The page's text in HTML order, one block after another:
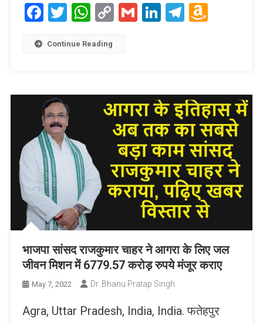
Facebook
Twitter
WhatsApp
CopyGmailLinkedIn
Telegram
Continue Reading
भाजपा सांसद राजकुमार चाहर ने आगरा के लिए जल
जीवन मिशन में 6779.57 करोड़ रुपये मंजूर कराए
May 7, 2022 Dr. Bhanu Pratap Singh
Agra, Uttar Pradesh, India, India. फतेहपुर